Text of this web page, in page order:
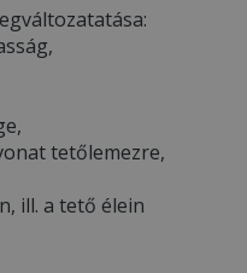
tetőlemezre,
ill. a tető élein